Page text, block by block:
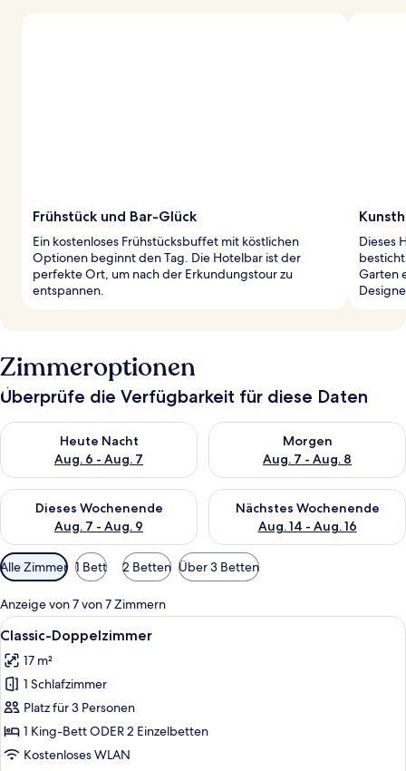
Frühstück und Bar-Glück
Ein kostenloses Frühstücksbuffet mit köstlichen
Optionen beginnt den Tag. Die Hotelbar ist der
perfekte Ort, um nach der Erkundungstour zu
entspannen.
Dieses
Garten
Zimmeroptionen
Überprüfe die Verfügbarkeit für diese Daten
Heute Nacht
Aug. 6 - Aug. 7
Überprüfe die Verfügbarkeit für heute Nacht, Aug. 6 - Aug. 7.
Morgen
Aug. 7 - Aug. 8
Überprüfe die Verfügbarkeit
Dieses Wochenende
Aug. 7 - Aug. 9
Überprüfe die Verfügbarkeit für dieses Wochenende, Aug. 7
Nächstes Wochenende
Aug. 14 - Aug. 16
Überprüfe die Verfügbarkeit
Verfügbare
Filter
für
Zimmer
Alle Zimmer 1 Bett 2 Betten Über 3 Betten
Anzeige von 7 von 7 Zimmern
Alle
Fotos
für
Classic-
Doppelzimmer
anzeigen
Ein Schlafzimmer mit Bett,
5
Classic-Doppelzimmer
17 m²
1 Schlafzimmer
Platz für 3 Personen
1 King-Bett ODER 2 Einzelbetten
Kostenloses WLAN